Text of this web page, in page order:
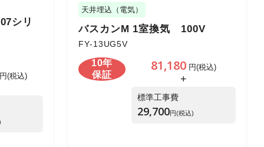
シリ
(税込)
天井埋込（電気）
バスカンM 1室換気 100V
FY-13UG5V
10年
保証
81,180 円(税込)
+
標準工事費
29,700円(税込)